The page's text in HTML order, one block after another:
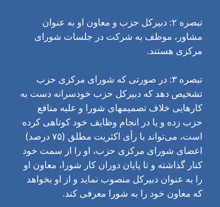
تبصره ۲: دبیرکل حزب و معاون او به عنوان
مشاور، موظف به شرکت در جلسات شورای
مرکزی هستند.
تبصره ۳: در صورتی که شورای مرکزی حزب
تشخیص دهد که دبیرکل حزب خودسرانه دست به
کارهایی خلاف تصمیمهای شورا و علیه منافع
حزب زده و یا در انجام وظایف خود کوتاهی کرده
است، می‌تواند با رأی اکثریت مطلق (٧۵ درصد)
اعضای شورای مرکزی حزب، او را از سمت خود
کنار گذاشته و تا پایان دوران کار شورا، معاون او
را به عنوان دبیرکل منصوب نماید و از او بخواهد
که معاون خود را به شورا معرفی کند.